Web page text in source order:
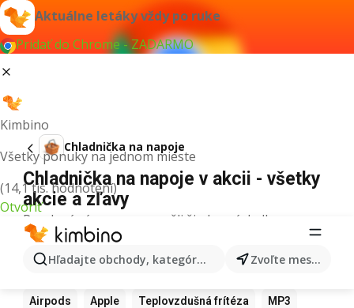
Aktuálne letáky vždy po ruke
Pridať do Chrome - ZADARMO
Kimbino
Všetky ponuky na jednom mieste
(14,1 tis. hodnotení)
Otvoriť
Hľadajte obchody, kategórie, produkty... Zvoľte mesto
Chladnička na napoje
Chladnička na napoje v akcii - všetky
akcie a zľavy
Pre daný výraz sme nenašli žiadne výsledky.
Ďalšie obľúbené produkty
Samsung Xiaomi Apple Watch
Airpods Apple Teplovzdušná frítéza MP3